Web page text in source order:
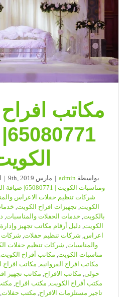
مكاتب
بواسطة admin
| مارس 9th, 2019 |
ومناسبات الكويت | 65080771| ضيافة الكويت
شركات تنظيم حفلات الاعراس
الكويت ,تجهيزات افراح الكويت
بالكويت خدمات الحفلات والمناسبات
الكويت دليل أرقام مكاتب تجهيز وإدارة
اعراس شركات تنظيم حفلات شركات
والمناسبات شركات تنظيم حفلات
مناسبات الكويت مكاتب أفراح الكويت
مكاتب افراح الفروانيه مكاتب افراح
حولى مكاتب الافراح مكاتب تجهيز
مكتب أفراح الكويت مكتب افراح
تاجير مستلزمات الافراح مكتب حفلات